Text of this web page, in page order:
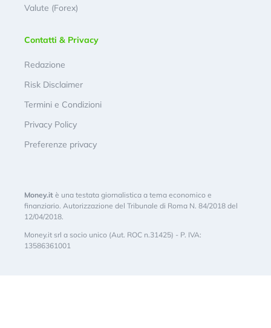
Valute (Forex)
Contatti & Privacy
Redazione
Risk Disclaimer
Termini e Condizioni
Privacy Policy
Preferenze privacy
Money.it è una testata giornalistica a tema economico e
finanziario. Autorizzazione del Tribunale di Roma N. 84/2018 del
12/04/2018.
Money.it srl a socio unico (Aut. ROC n.31425) - P. IVA:
13586361001